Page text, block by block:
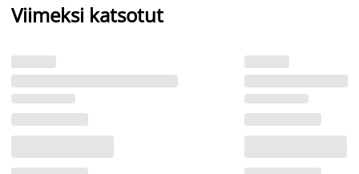
Viimeksi katsotut